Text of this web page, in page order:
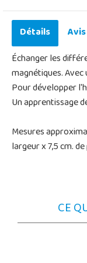
Détails Avis
Échanger les
magnétiques.
Pour développer
Un apprentissage
Mesures
largeur x 7,5 cm.
CE